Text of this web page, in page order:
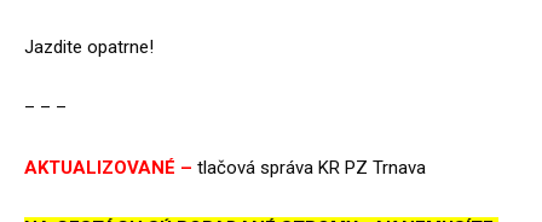
Jazdite opatrne!
– – –
AKTUALIZOVANÉ – tlačová správa KR PZ Trnava